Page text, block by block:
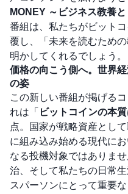
MONEY ～ビジネス教養
番組は、私たちがビット
覆し、「未来を読むため
明かしてくれるでしょう。
価格の向こう側へ。世界
の姿
この新しい番組が掲げる
れは「 ビットコインの本
点。国家が戦略資産とし
に組み込み始める現代に
なる投機対象ではありま
治、そして私たちの日常
スパーソンにとって重要